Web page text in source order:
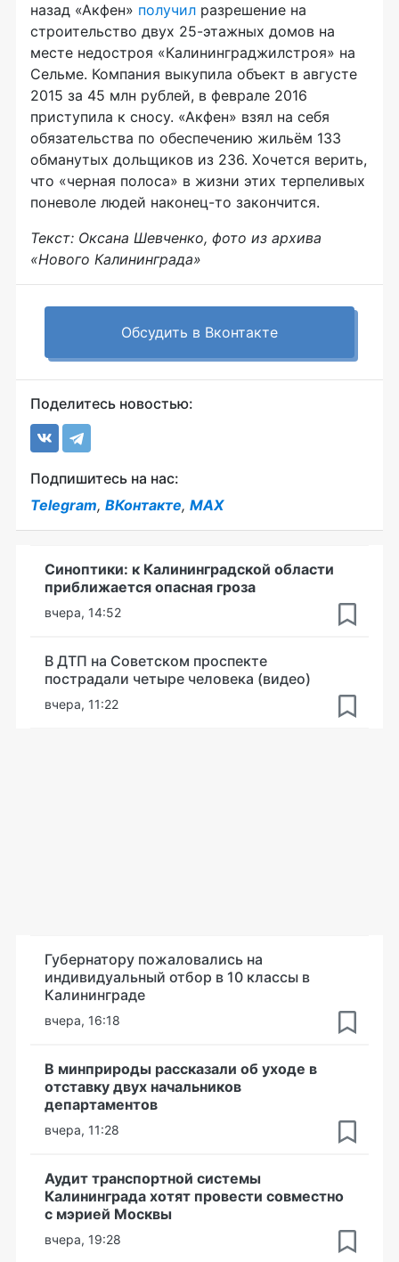
назад «Акфен» получил разрешение на
строительство двух 25-этажных домов на
месте недостроя «Калининграджилстроя» на
Сельме. Компания выкупила объект в августе
2015 за 45 млн рублей, в феврале 2016
приступила к сносу. «Акфен» взял на себя
обязательства по обеспечению жильём 133
обманутых дольщиков из 236. Хочется верить,
что «черная полоса» в жизни этих терпеливых
поневоле людей наконец-то закончится.
Текст: Оксана Шевченко, фото из архива
«Нового Калининграда»
Обсудить в Вконтакте
Поделитесь новостью:
Подпишитесь на нас:
Telegram, ВКонтакте, MAX
Синоптики: к Калининградской области
приближается опасная гроза
вчера, 14:52
В ДТП на Советском проспекте
пострадали четыре человека (видео)
вчера, 11:22
Губернатору пожаловались на
индивидуальный отбор в 10 классы в
Калининграде
вчера, 16:18
В минприроды рассказали об уходе в
отставку двух начальников
департаментов
вчера, 11:28
Аудит транспортной системы
Калининграда хотят провести совместно
с мэрией Москвы
вчера, 19:28